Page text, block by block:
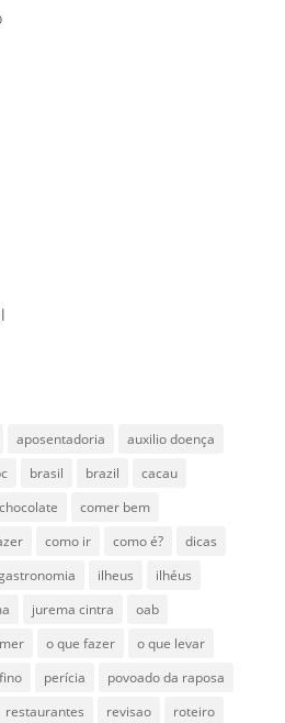
aposentadoria
auxilio doença
brasil brazil
cacau
chocolate
comer bem
como ir como é?
dicas
ilheus
ilhéus
jurema cintra
oab
o que fazer
o que levar
perícia
povoado da raposa
restaurantes revisao roteiro